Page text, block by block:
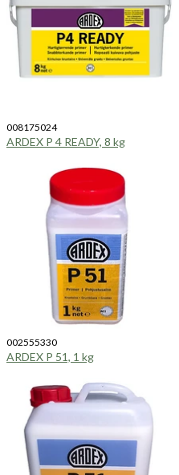
008175024
ARDEX P 4 READY, 8 kg
002555330
ARDEX P 51, 1 kg